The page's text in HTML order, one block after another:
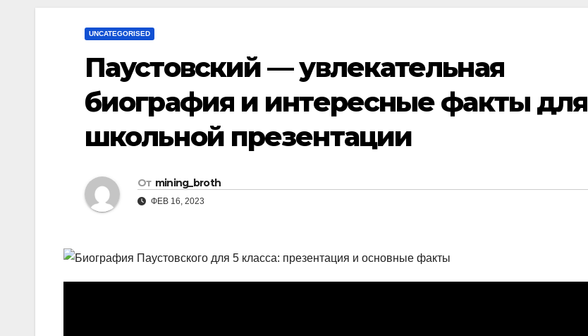
UNCATEGORISED
Паустовский — увлекательная
биография и интересные факты для
школьной презентации
От mining_broth
ФЕВ 16, 2023